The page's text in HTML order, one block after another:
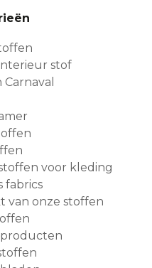
stof
voor kleding
fabrics
van onze stoffen